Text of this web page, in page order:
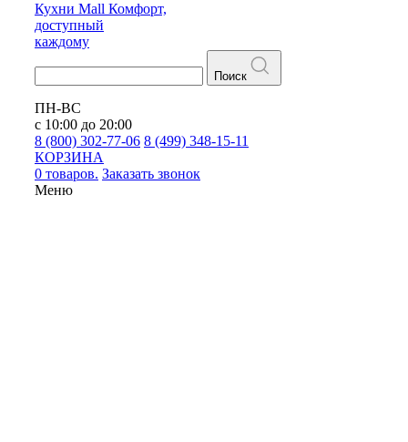
Кухни Mall Комфорт,
доступный
каждому
Поиск
ПН-ВС
с 10:00 до 20:00
8 (800) 302-77-06 8 (499) 348-15-11
КОРЗИНА
0 товаров. Заказать звонок
Меню